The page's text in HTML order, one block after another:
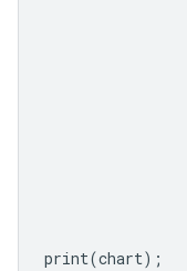
print(chart);